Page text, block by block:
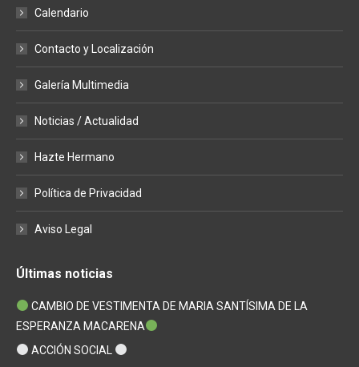
windowwindowwindow
Calendario
Contacto y Localización
Galería Multimedia
Noticias / Actualidad
Hazte Hermano
Política de Privacidad
Aviso Legal
Últimas noticias
CAMBIO DE VESTIMENTA DE MARIA SANTÍSIMA DE LA
ESPERANZA MACARENA
ACCIÓN SOCIAL